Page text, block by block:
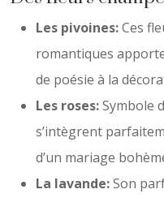
Les pivoines:Ces
romantiques
de poésie à la
Les roses:Symbole
s’intègrent
d’un mariage
La lavande:Son